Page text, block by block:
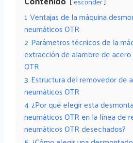
1 Ventajas de la máquina
neumáticos OTR
2 Parámetros técnicos de la
extracción de alambre de
OTR
3 Estructura del removedor de
neumáticos OTR
4 ¿Por qué elegir esta
neumáticos OTR en la línea de
neumáticos OTR desechados?